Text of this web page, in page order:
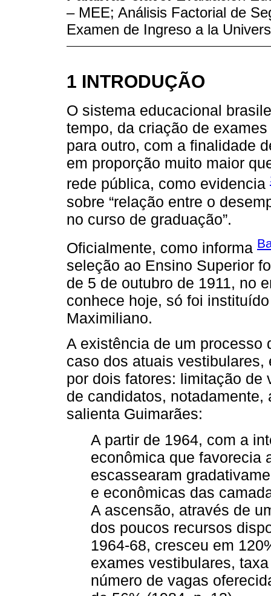
– MEE; Análisis Factorial de
Examen de Ingreso a la
1 INTRODUÇÃO
O sistema educacional
tempo, da criação de
para outro, com a finalidade
em proporção muito maior
rede pública, como evidencia
sobre “relação entre o
no curso de graduação”.
Oficialmente, como informa
seleção ao Ensino Superior
de 5 de outubro de 1911, no
conhece hoje, só foi
Maximiliano.
A existência de um processo
caso dos atuais
por dois fatores: limitação de
de candidatos,
salienta Guimarães:
A partir de 1964, com a
econômica que favorecia
escassearam
e econômicas das
A ascensão, através de
dos poucos recursos
1964-68, cresceu em
exames vestibulares,
número de vagas